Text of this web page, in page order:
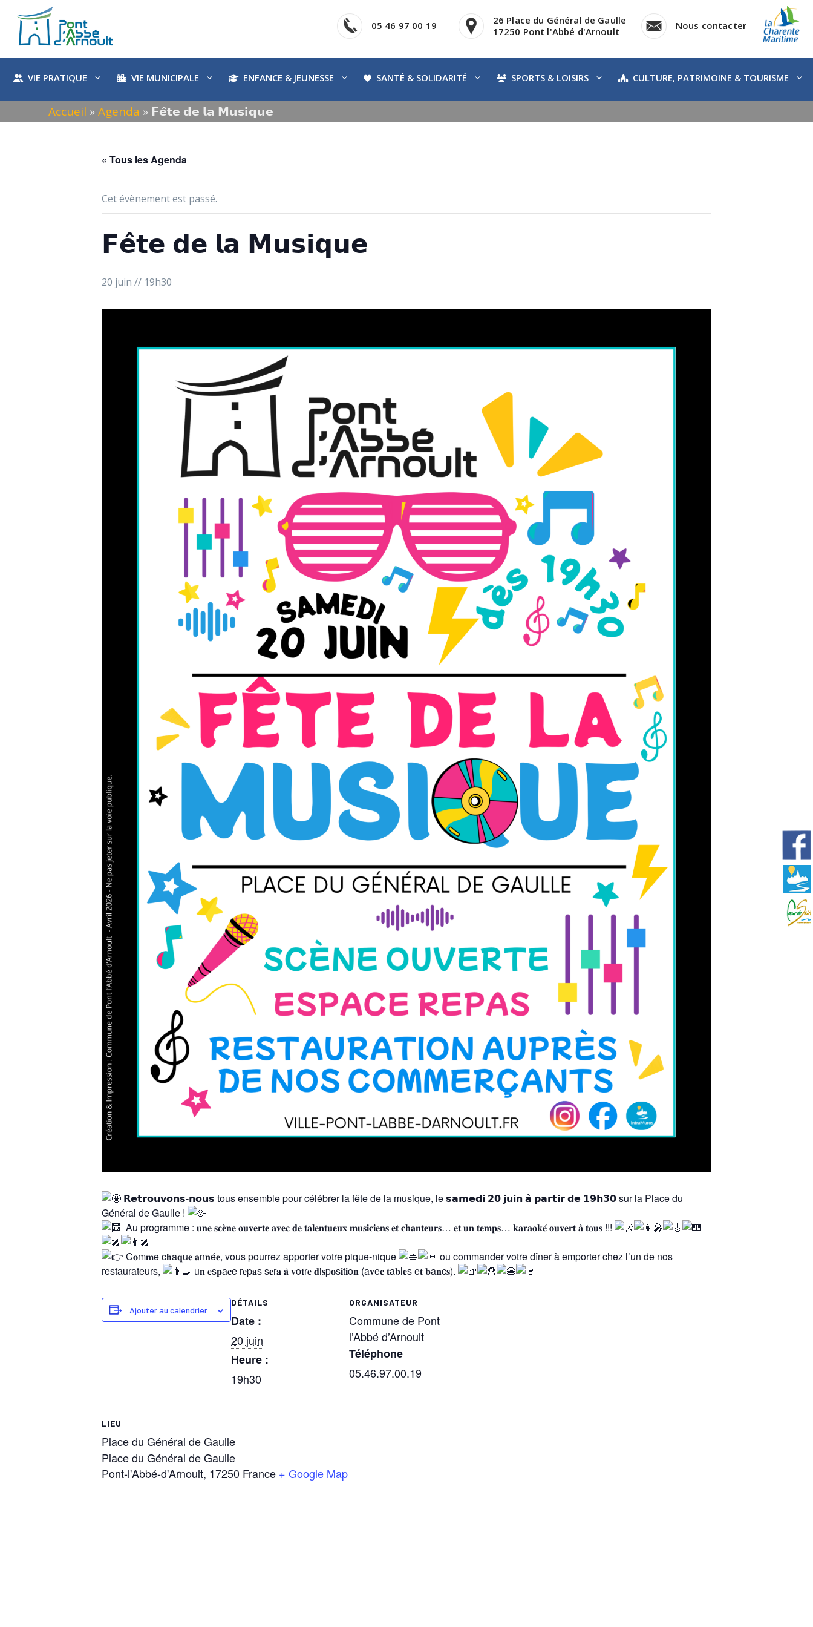
contenu
05 46 97 00 19
26 Place du Général de Gaulle
17250 Pont l'Abbé d'Arnoult
Nous contacter
VIE PRATIQUE VIE MUNICIPALE ENFANCE & JEUNESSE SANTÉ & SOLIDARITÉ SPORTS & LOISIRS CULTURE, PATRIMOINE & TOURISME
Accueil »Agenda » 𝗙𝗲̂𝘁𝗲 𝗱𝗲 𝗹𝗮 𝗠𝘂𝘀𝗶𝗾𝘂𝗲
« Tous les Agenda
Cet évènement est passé.
𝗙𝗲̂𝘁𝗲 𝗱𝗲 𝗹𝗮 𝗠𝘂𝘀𝗶𝗾𝘂𝗲
20 juin // 19h30
𝗥𝗲𝘁𝗿𝗼𝘂𝘃𝗼𝗻𝘀-𝗻𝗼𝘂𝘀 tous ensemble pour célébrer la fête de la musique, le 𝘀𝗮𝗺𝗲𝗱𝗶 𝟮𝟬 𝗷𝘂𝗶𝗻 𝗮̀ 𝗽𝗮𝗿𝘁𝗶𝗿 𝗱𝗲 𝟭𝟵𝗵𝟯𝟬 sur la Place du
Général de Gaulle !
Au programme : 𝐮𝐧𝐞 𝐬𝐜𝐞̀𝐧𝐞 𝐨𝐮𝐯𝐞𝐫𝐭𝐞 𝐚𝐯𝐞𝐜 𝐝𝐞 𝐭𝐚𝐥𝐞𝐧𝐭𝐮𝐞𝐮𝐱 𝐦𝐮𝐬𝐢𝐜𝐢𝐞𝐧𝐬 𝐞𝐭 𝐜𝐡𝐚𝐧𝐭𝐞𝐮𝐫𝐬… 𝐞𝐭 𝐮𝐧 𝐭𝐞𝐦𝐩𝐬… 𝐤𝐚𝐫𝐚𝐨𝐤𝐞́ 𝐨𝐮𝐯𝐞𝐫𝐭 𝐚̀ 𝐭𝐨𝐮𝐬 !!!
C𝐨m𝐦e c𝐡a𝐪u𝐞 𝐚n𝐧é𝐞, vous pourrez apporter votre pique-nique
ou commander votre dîner à emporter chez l’un de nos
restaurateurs,
u𝐧 𝐞s𝐩a𝐜e r𝐞p𝐚s s𝐞r𝐚 𝐚̀ 𝐯o𝐭r𝐞 𝐝i𝐬p𝐨s𝐢t𝐢o𝐧 (a𝐯e𝐜 𝐭a𝐛l𝐞s e𝐭 𝐛a𝐧c𝐬).
Ajouter au calendrier
DÉTAILS
Date :
20 juin
Heure :
19h30
ORGANISATEUR
Commune de Pont
l’Abbé d’Arnoult
Téléphone
05.46.97.00.19
LIEU
Place du Général de Gaulle
Place du Général de Gaulle
Pont-l'Abbé-d'Arnoult, 17250 France + Google Map